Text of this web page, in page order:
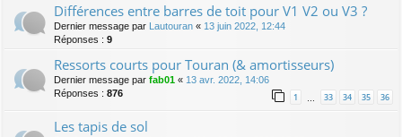
Différences entre barres de toit pour V1 V2 ou V3 ?
Dernier message par Lautouran « 13 juin 2022, 12:44
Réponses : 9
Ressorts courts pour Touran (& amortisseurs)
Dernier message par fab01 « 13 avr. 2022, 14:06
Réponses : 876 1 … 33 34 35 36
Les tapis de sol